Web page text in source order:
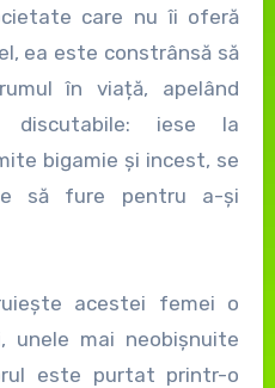
care nu îi oferă
ea este constrânsă să
în viață, apelând
discutabile: iese la
bigamie și incest, se
să fure pentru a-și
acestei femei o
unele mai neobișnuite
este purtat printr-o